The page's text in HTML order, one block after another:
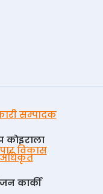
सम्पादक
काेइराला
विकास
कार्की